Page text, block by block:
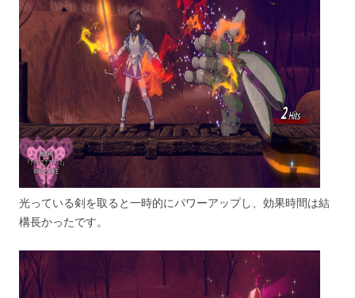
光っている剣を取ると一時的にパワーアップし、効果時間は結
構長かったです。